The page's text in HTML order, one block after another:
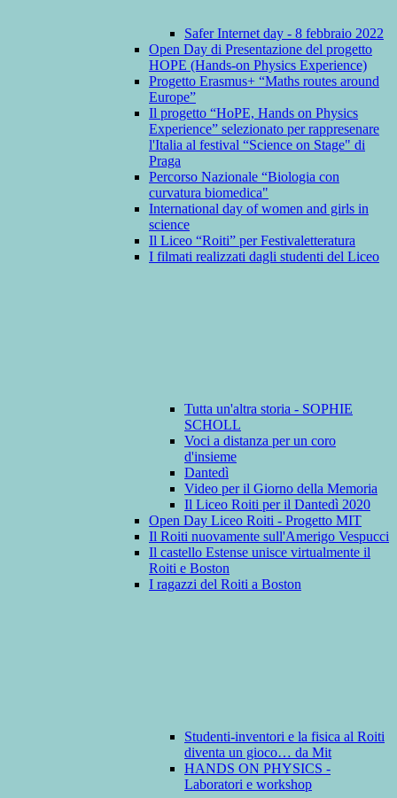
Safer Internet day - 8 febbraio 2022
Open Day di Presentazione del progetto
HOPE (Hands-on Physics Experience)
Progetto Erasmus+ “Maths routes around
Europe”
Il progetto “HoPE, Hands on Physics
Experience” selezionato per rappresenare
l'Italia al festival “Science on Stage" di
Praga
Percorso Nazionale “Biologia con
curvatura biomedica"
International day of women and girls in
science
Il Liceo “Roiti” per Festivaletteratura
I filmati realizzati dagli studenti del Liceo
Tutta un'altra storia - SOPHIE
SCHOLL
Voci a distanza per un coro
d'insieme
Dantedì
Video per il Giorno della Memoria
Il Liceo Roiti per il Dantedì 2020
Open Day Liceo Roiti - Progetto MIT
Il Roiti nuovamente sull'Amerigo Vespucci
Il castello Estense unisce virtualmente il
Roiti e Boston
I ragazzi del Roiti a Boston
Studenti-inventori e la fisica al Roiti
diventa un gioco… da Mit
HANDS ON PHYSICS -
Laboratori e workshop